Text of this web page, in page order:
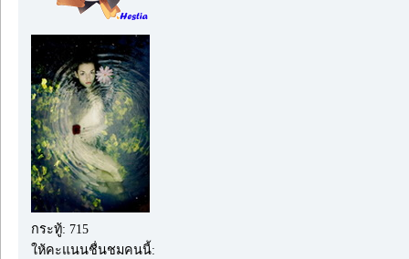
กระทู้: 715
ให้คะแนนชื่นชมคนนี้: